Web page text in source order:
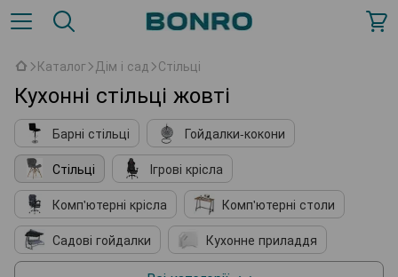
Каталог Дім і сад Стільці
Кухонні стільці жовті
Барні стільці
Гойдалки-кокони
Стільці
Ігрові крісла
Комп'ютерні крісла
Комп'ютерні столи
Садові гойдалки
Кухонне приладдя